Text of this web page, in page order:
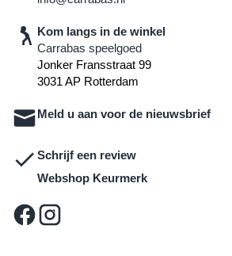
Kom langs in de winkel
Carrabas speelgoed
Jonker Fransstraat 99
3031 AP Rotterdam
Meld u aan voor de nieuwsbrief
Schrijf een review
Webshop Keurmerk